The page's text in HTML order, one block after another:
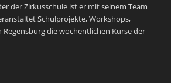
der Zirkusschule ist er mit seinem Team
Schulprojekte, Workshops,
die wöchentlichen Kurse der